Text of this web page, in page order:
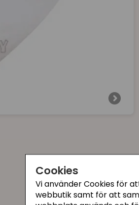
Cookies
Vi använder Cookies för
webbutik samt för att